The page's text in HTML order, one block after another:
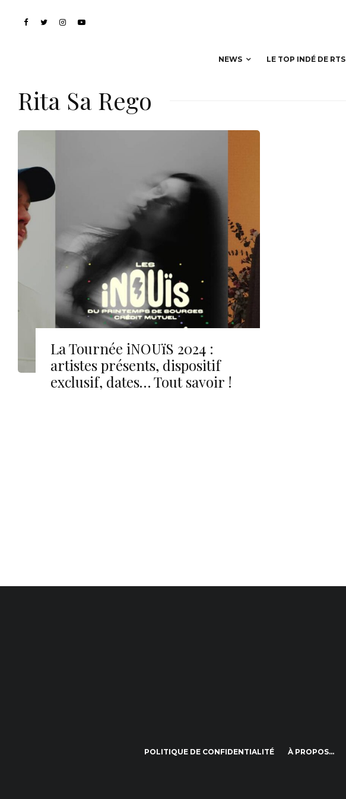
NEWS LE TOP INDÉ DE RTS
Rita Sa Rego
La Tournée iNOUïS 2024 :
artistes présents, dispositif
exclusif, dates… Tout savoir !
POLITIQUE DE CONFIDENTIALITÉ À PROPOS…